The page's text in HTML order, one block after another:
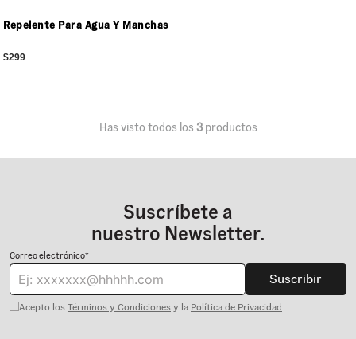
Repelente Para Agua Y Manchas
$299
Has visto todos los 3productos
Suscríbete a
nuestro Newsletter.
Correo electrónico*
Suscribir
Acepto los Términos y Condiciones y la Política de Privacidad